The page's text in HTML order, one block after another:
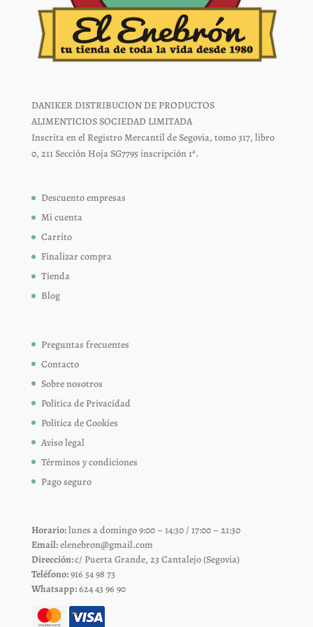
DANIKER DISTRIBUCION DE PRODUCTOS
ALIMENTICIOS SOCIEDAD LIMITADA
Inscrita en el Registro Mercantil de Segovia, tomo 317, libro
0, 211 Sección Hoja SG7795 inscripción 1ª.
Descuento empresas
Mi cuenta
Carrito
Finalizar compra
Tienda
Blog
Preguntas frecuentes
Contacto
Sobre nosotros
Política de Privacidad
Política de Cookies
Aviso legal
Términos y condiciones
Pago seguro
Horario:lunes a domingo 9:00 – 14:30 / 17:00 – 21:30
Email:elenebron@gmail.com
Dirección:c/ Puerta Grande, 23 Cantalejo (Segovia)
Teléfono:916 54 98 73
Whatsapp:624 43 96 90